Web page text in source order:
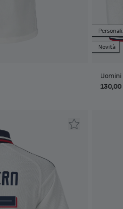
Novità
130,00